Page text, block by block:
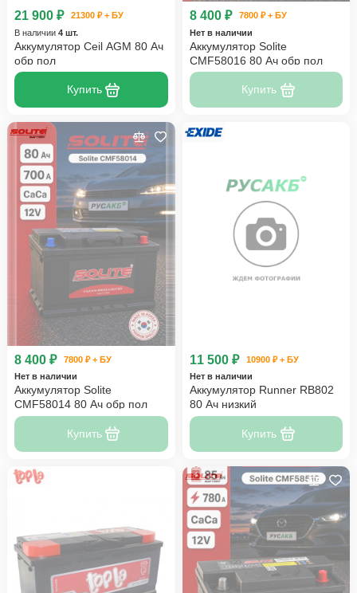
21 900 ₽
21300 ₽ + БУ
В наличии 4 шт.
Аккумулятор Ceil AGM 80 Ач
обр пол
Купить
8 400 ₽
7800 ₽ + БУ
Нет в наличии
Аккумулятор Solite
CMF58016 80 Ач обр пол
Купить
8 400 ₽
7800 ₽ + БУ
Нет в наличии
Аккумулятор Solite
CMF58014 80 Ач обр пол
Купить
11 500 ₽
10900 ₽ + БУ
Нет в наличии
Аккумулятор Runner RB802
80 Ач низкий
Купить